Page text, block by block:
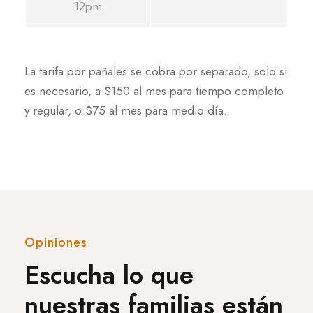
12pm
La tarifa por pañales se cobra por separado, solo si
es necesario, a $150 al mes para tiempo completo
y regular, o $75 al mes para medio día.
Opiniones
Escucha lo que
nuestras familias están